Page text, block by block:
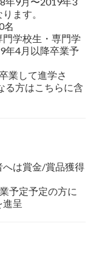
ます。
名
学校生・専門学
年4月以降卒業予
業して進学さ
る方はこちらに含
は賞金/賞品獲得
予定予定の方に
呈